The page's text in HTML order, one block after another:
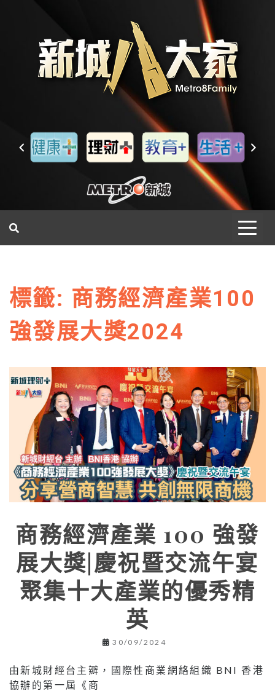
標籤: 商務經濟產業100
強發展大獎2024
商務經濟產業 100 強發
展大獎|慶祝暨交流午宴
聚集十大產業的優秀精
英
30/09/2024
由新城財經台主辧，國際性商業網絡組織 BNI 香港
協辦的第一屆《商